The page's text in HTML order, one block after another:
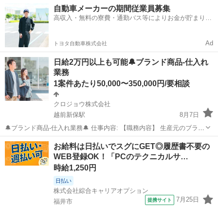
自動車メーカーの期間従業員募集
高収入・無料の寮費・通勤バス等によりお金が貯まりや
トヨタ自動車株式会社 Ad
日給2万円以上も可能🔔ブランド商品-仕入れ
業務
1案件あたり50,000〜350,000円/要相談
クロジョウ株式会社
越前新保駅
8月7日
🔔ブランド商品-仕入れ業務🔔 仕事内容: 【職務内容】 生産元のブラン
ド店舗に訪問して頂き、指定した商品を買い付けして頂くお仕事にな
ります！ 【☆１日の流れ】 11:00〜18:00の好きな時間に仕入れ先店舗
へ訪問(基...
福井 福井市 越前新保駅
お給料は日払いでスグにGET◎履歴書不要の
WEB登録OK！「PCのテクニカルサ…
時給1,250円
日払い
株式会社綜合キャリアオプション
福井市
提携サイト 7月25日